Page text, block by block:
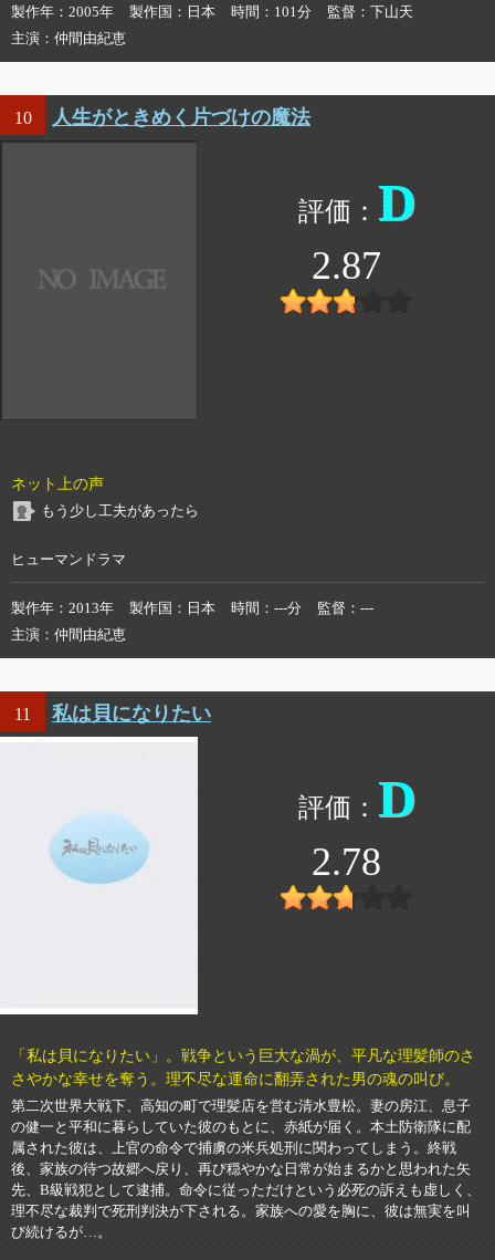
製作年 2005年 製作国 日本 時間 101分 監督
下山天
主演
仲間由紀恵
10 人生がときめく片づけの魔法
D
2.87
ネット上の声
もう少し工夫があったら
ヒューマンドラマ
製作年 2013年 製作国 日本 時間 ---分 監督
---
主演
仲間由紀恵
11 私は貝になりたい
D
2.78
「私は貝になりたい」。戦争という巨大な渦が、平凡な理髪師のさ
さやかな幸せを奪う。理不尽な運命に翻弄された男の魂の叫び。
第二次世界大戦下、高知の町で理髪店を営む清水豊松。妻の房江、息子
の健一と平和に暮らしていた彼のもとに、赤紙が届く。本土防衛隊に配
属された彼は、上官の命令で捕虜の米兵処刑に関わってしまう。終戦
後、家族の待つ故郷へ戻り、再び穏やかな日常が始まるかと思われた矢
先、B級戦犯として逮捕。命令に従っただけという必死の訴えも虚しく、
理不尽な裁判で死刑判決が下される。家族への愛を胸に、彼は無実を叫
び続けるが…。